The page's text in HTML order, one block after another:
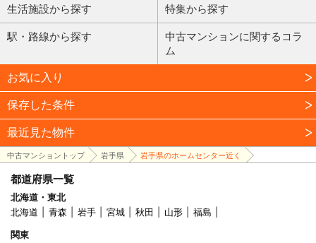
生活施設から探す 特集から探す
駅・路線から探す
中古マンションに関するコラ
ム
お気に入り
保存した条件
最近見た物件
中古マンショントップ 岩手県 岩手県のホームセンター近く
都道府県一覧
北海道・東北
北海道
青森 岩手 宮城 秋田 山形
福島
関東